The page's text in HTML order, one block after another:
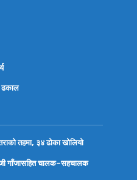
ढकाल
तहमा, ३४ ढोका खोलियो
गाँजासहित चालक–सहचालक